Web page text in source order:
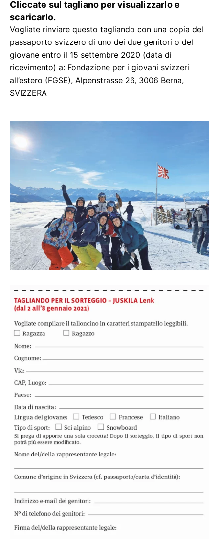
Cliccate sul tagliano per visualizzarlo e
scaricarlo.
Vogliate rinviare questo tagliando con una copia del
passaporto svizzero di uno dei due genitori o del
giovane entro il 15 settembre 2020 (data di
ricevimento) a: Fondazione per i giovani svizzeri
all’estero (FGSE), Alpenstrasse 26, 3006 Berna,
SVIZZERA